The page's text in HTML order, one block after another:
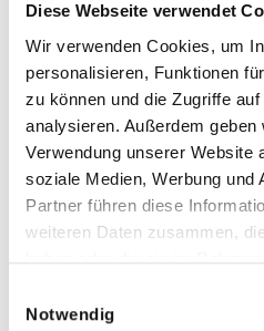
Diese Webseite verwendet
Wir verwenden Cookies, um
personalisieren, Funktionen
zu können und die Zugriffe
analysieren. Außerdem
Verwendung unserer Website
soziale Medien, Werbung und
Partner führen diese
weiteren Daten zusammen,
Notwendig